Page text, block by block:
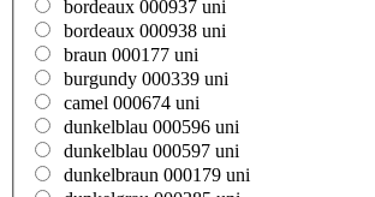
bordeaux 000937 uni
bordeaux 000938 uni
braun 000177 uni
burgundy 000339 uni
camel 000674 uni
dunkelblau 000596 uni
dunkelblau 000597 uni
dunkelbraun 000179 uni